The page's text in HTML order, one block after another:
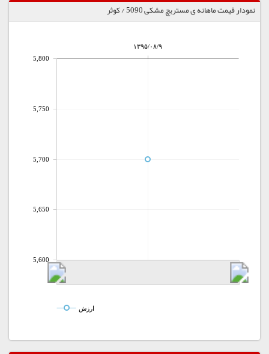
نمودار قیمت ماهانه ی مستربچ مشکی 5090 / کوثر
۱۳۹۵/۰۸/۹
5,600
5,650
5,700
5,750
5,800
ارزش